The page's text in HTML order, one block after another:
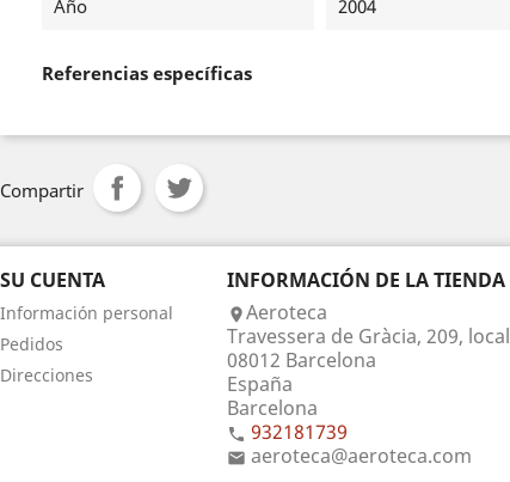
Año 2004
Referencias específicas
Compartir
SU CUENTA
Información personal
Pedidos
Direcciones
INFORMACIÓN DE LA TIENDA
Aeroteca
Travessera de Gràcia, 209, local
08012 Barcelona
España
Barcelona
 932181739
 aeroteca@aeroteca.com